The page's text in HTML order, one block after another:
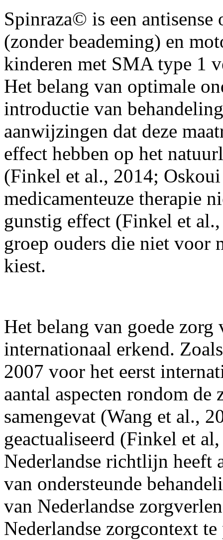
Spinraza© is een
(zonder beademing) en
kinderen met SMA type 1
Het belang van optimale
introductie van
aanwijzingen dat deze
effect hebben op het
(Finkel et al., 2014;
medicamenteuze therapie
gunstig effect (Finkel et
groep ouders die niet voor
kiest.
Het belang van goede
internationaal erkend.
2007 voor het eerst
aantal aspecten rondom de
samengevat (Wang et al.,
geactualiseerd (Finkel et
Nederlandse richtlijn heeft
van ondersteunde
van Nederlandse
Nederlandse zorgcontext te